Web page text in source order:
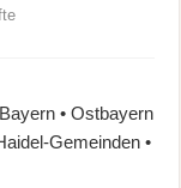
• Ostbayern
Gemeinden •